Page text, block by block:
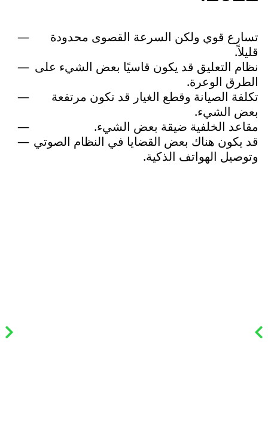
تسارع قوي ولكن السرعة القصوى محدودة
قليلاً.
نظام التعليق قد يكون قاسيًا بعض الشيء على
الطرق الوعرة.
تكلفة الصيانة وقطع الغيار قد تكون مرتفعة
بعض الشيء.
مقاعد الخلفية ضيقة بعض الشيء.
قد يكون هناك بعض القضايا في النظام الصوتي
وتوصيل الهواتف الذكية.